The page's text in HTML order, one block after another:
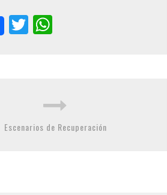
Twitter
Escenarios de Recuperación